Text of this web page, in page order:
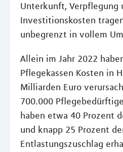
Unterkunft, Verpflegung
Investitionskosten
unbegrenzt in vollem
Allein im Jahr 2022
Pflegekassen Kosten in
Milliarden Euro
700.000
haben etwa 40 Prozent
und knapp 25 Prozent
Entlastungszuschlag